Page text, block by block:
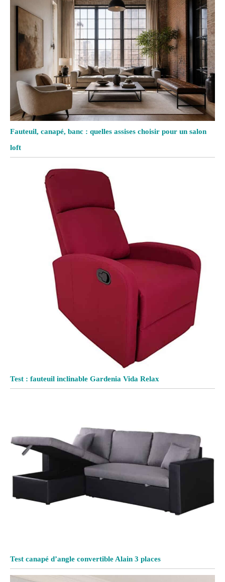
Fauteuil, canapé, banc : quelles assises choisir pour un salon
loft
Test : fauteuil inclinable Gardenia Vida Relax
Test canapé d’angle convertible Alain 3 places